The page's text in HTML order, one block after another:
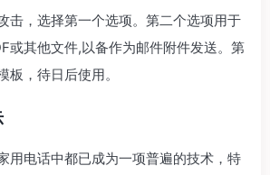
击，选择第一个选项。第二个选项用于
或其他文件,以备作为邮件附件发送。第
板，待日后使用。
用电话中都已成为一项普遍的技术，特